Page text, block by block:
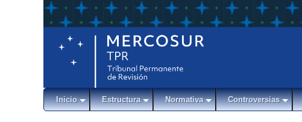
Inicio Estructura Normativa Controversias